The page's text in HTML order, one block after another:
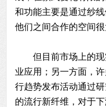
和功能主要是通过纱
他们之间合作的空间很
但目前市场上的现
业应用；另一方面，
行趋势发布活动通过
的流行新纤维，对于